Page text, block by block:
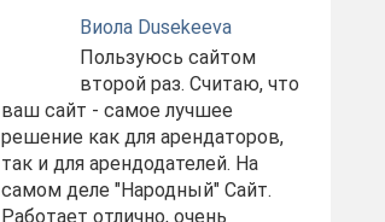
Виола Dusekeeva
Пользуюсь сайтом
второй раз. Считаю, что
ваш сайт - самое лучшее
решение как для арендаторов,
так и для арендодателей. На
самом деле "Народный" Сайт.
Работает отлично, очень